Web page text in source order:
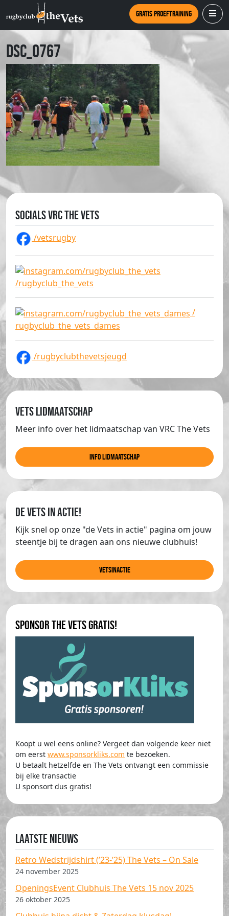
Gratis proeftraining
DSC_0767
Socials VRC The Vets
/vetsrugby
/rugbyclub_the_vets
/
rugbyclub_the_vets_dames
/rugbyclubthevetsjeugd
Vets lidmaatschap
Meer info over het lidmaatschap van VRC The Vets
info lidmaatschap
de Vets in actie!
Kijk snel op onze "de Vets in actie" pagina om jouw
steentje bij te dragen aan ons nieuwe clubhuis!
Vetsinactie
Sponsor The Vets gratis!
Koopt u wel eens online? Vergeet dan volgende keer niet
om eerst www.sponsorkliks.com te bezoeken.
U betaalt hetzelfde en The Vets ontvangt een commissie
bij elke transactie
U sponsort dus gratis!
Laatste nieuws
Retro Wedstrijdshirt (’23-’25) The Vets – On Sale
24 november 2025
OpeningsEvent Clubhuis The Vets 15 nov 2025
26 oktober 2025